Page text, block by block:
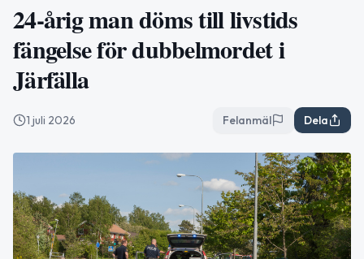
24-årig man döms till livstids
fängelse för dubbelmordet i
Järfälla
1 juli 2026 Felanmäl Dela